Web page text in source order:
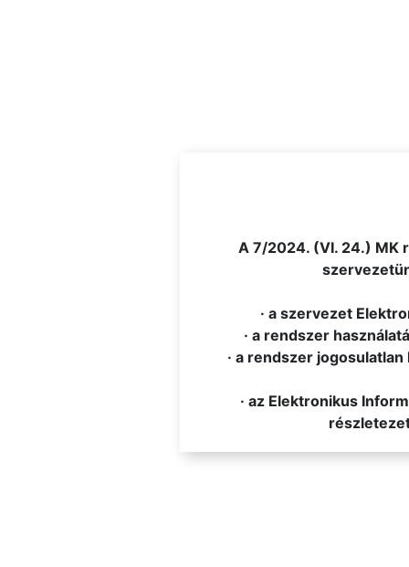
A 7/2024. (VI. 24.) MK
· a szervezet
· a rendszer
· a rendszer
· az Elektronikus